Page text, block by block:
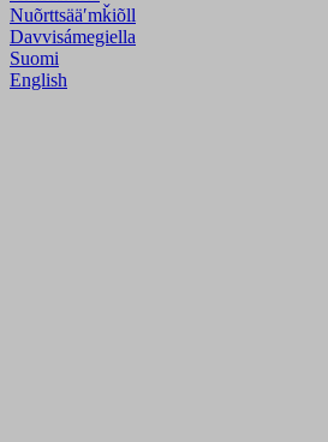
Nuõrttsääʹmǩiõll
Davvisámegiella
Suomi
English